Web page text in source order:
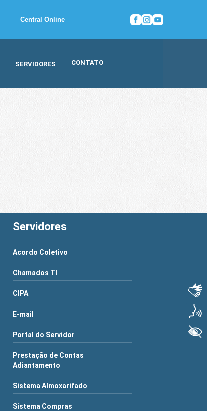
Central Online
SERVIDORES CONTATO
Servidores
Acordo Coletivo
Chamados TI
CIPA
E-mail
Portal do Servidor
Prestação de Contas
Adiantamento
Sistema Almoxarifado
Sistema Compras